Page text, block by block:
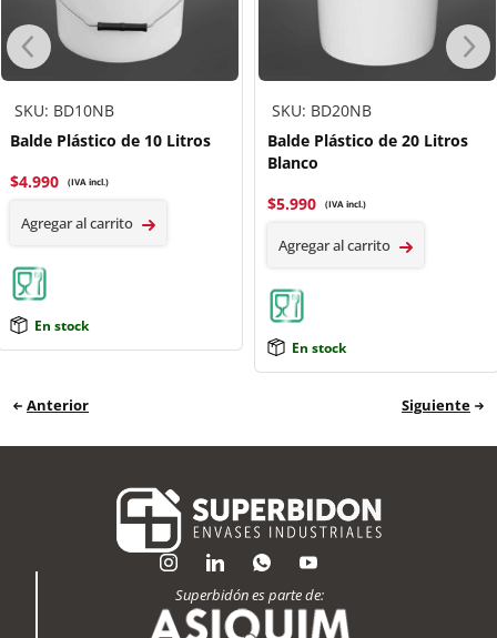
SKU: BD10NB
Balde Plástico de 10 Litros
$4.990 (IVA incl.)
Agregar al carrito
En stock
SKU: BD20NB
Balde Plástico de 20 Litros
Blanco
$5.990 (IVA incl.)
Agregar al carrito
En stock
Anterior Siguiente
Superbidón es parte de: